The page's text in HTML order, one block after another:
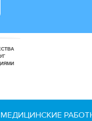
МЕДИЦИНСКИЕ